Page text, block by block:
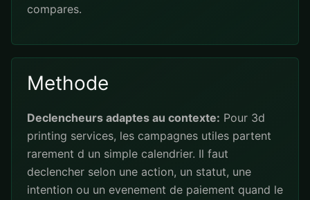
compares.
Methode
Declencheurs adaptes au contexte: Pour 3d
printing services, les campagnes utiles partent
rarement d un simple calendrier. Il faut
declencher selon une action, un statut, une
intention ou un evenement de paiement quand le